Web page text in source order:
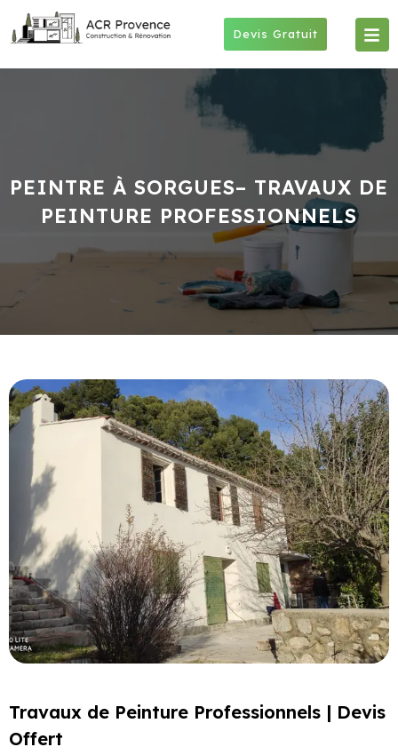
Devis Gratuit
PEINTRE À SORGUES– TRAVAUX DE
PEINTURE PROFESSIONNELS
Travaux de Peinture Professionnels | Devis
Offert